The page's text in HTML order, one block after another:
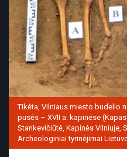
Tikėta, Vilniaus miesto budelio
pusės – XVII a. kapinėse
Stankevičiūtė, Kapinės Vilniuje,
Archeologiniai tyrinėjimai